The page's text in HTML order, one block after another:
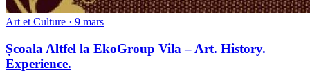
Art et Culture · 9 mars
Școala Altfel la EkoGroup Vila – Art. History.
Experience.